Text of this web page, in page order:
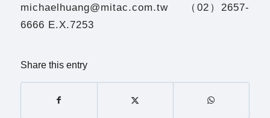
michaelhuang@mitac.com.tw （02）2657-
6666 E.X.7253
Share this entry